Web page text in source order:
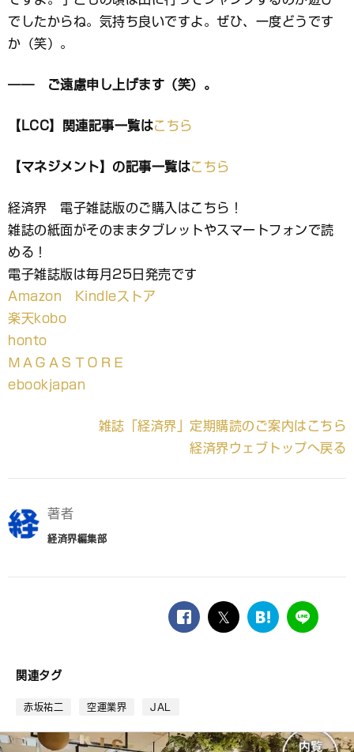
でしたからね。気持ち良いですよ。ぜひ、一度どうです
か（笑）。
―― ご遠慮申し上げます（笑）。
【LCC】関連記事一覧はこちら
【マネジメント】の記事一覧はこちら
経済界 電子雑誌版のご購入はこちら！
雑誌の紙面がそのままタブレットやスマートフォンで読
める！
電子雑誌版は毎月25日発売です
Amazon Kindleストア
楽天kobo
honto
ＭＡＧＡＳＴＯＲＥ
ebookjapan
雑誌「経済界」定期購読のご案内はこちら
経済界ウェブトップへ戻る
著者
経済界編集部
facebook
twitter
は
ー
LINE
関連タグ
赤坂祐二 空運業界 JAL